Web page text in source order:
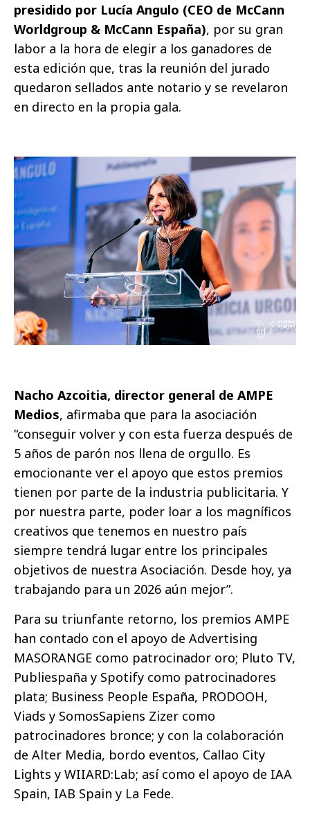
presidido por Lucía Angulo (CEO de McCann
Worldgroup & McCann España), por su gran
labor a la hora de elegir a los ganadores de
esta edición que, tras la reunión del jurado
quedaron sellados ante notario y se revelaron
en directo en la propia gala.
Nacho Azcoitia, director general de AMPE
Medios, afirmaba que para la asociación
“conseguir volver y con esta fuerza después de
5 años de parón nos llena de orgullo. Es
emocionante ver el apoyo que estos premios
tienen por parte de la industria publicitaria. Y
por nuestra parte, poder loar a los magníficos
creativos que tenemos en nuestro país
siempre tendrá lugar entre los principales
objetivos de nuestra Asociación. Desde hoy, ya
trabajando para un 2026 aún mejor”.
Para su triunfante retorno, los premios AMPE
han contado con el apoyo de Advertising
MASORANGE como patrocinador oro; Pluto TV,
Publiespaña y Spotify como patrocinadores
plata; Business People España, PRODOOH,
Viads y SomosSapiens Zizer como
patrocinadores bronce; y con la colaboración
de Alter Media, bordo eventos, Callao City
Lights y WIIARD:Lab; así como el apoyo de IAA
Spain, IAB Spain y La Fede.